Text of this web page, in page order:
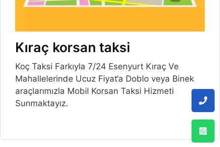
Kıraç korsan taksi
Koç Taksi Farkıyla 7/24 Esenyurt Kıraç Ve
Mahallelerinde Ucuz Fiyat‘a Doblo veya Binek
araçlarımızla Mobil Korsan Taksi Hizmeti
Sunmaktayız.